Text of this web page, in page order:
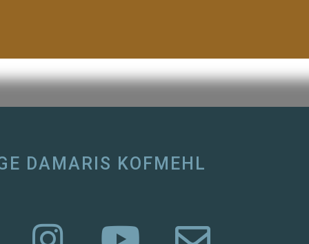
DAMARIS KOFMEHL